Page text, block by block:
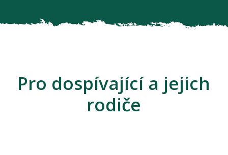
Pro dospívající a jejich
rodiče